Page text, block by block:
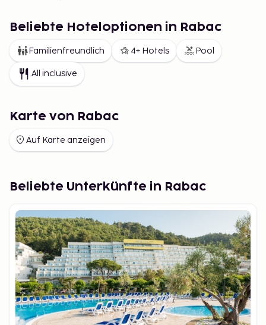
feinem Kies. Je weiter man sich vom Zentrum
entfernt, desto ruhiger wird es. Die Straßen hierher
sind gut und es ist leicht, sich zurechtzufinden.
Rabac von heute ist ein ausgezeichneter Ferienort
für Familien mit Kindern.
Beliebte Hoteloptionen in Rabac
Familienfreundlich 4+ Hotels Pool
All inclusive
Karte von Rabac
Auf Karte anzeigen
Beliebte Unterkünfte in Rabac